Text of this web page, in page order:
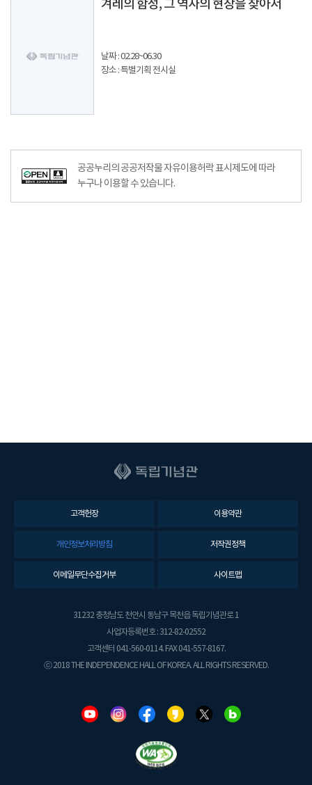
겨레의 함성, 그 역사의 현장을 찾아서
날짜 : 02.28~06.30
장소 : 특별기획 전시실
공공누리의 공공저작물 자유이용허락 표시제도에 따라
누구나 이용할 수 있습니다.
고객헌장 이용약관
개인정보처리방침 저작권정책
이메일무단수집거부 사이트맵
31232 충청남도 천안시 동남구 목천읍 독립기념관로 1
사업자등록번호 : 312-82-02552
고객센터 041-560-0114. FAX 041-557-8167.
ⓒ 2018 THE INDEPENDENCE HALL OF KOREA. ALL RIGHTS RESERVED.